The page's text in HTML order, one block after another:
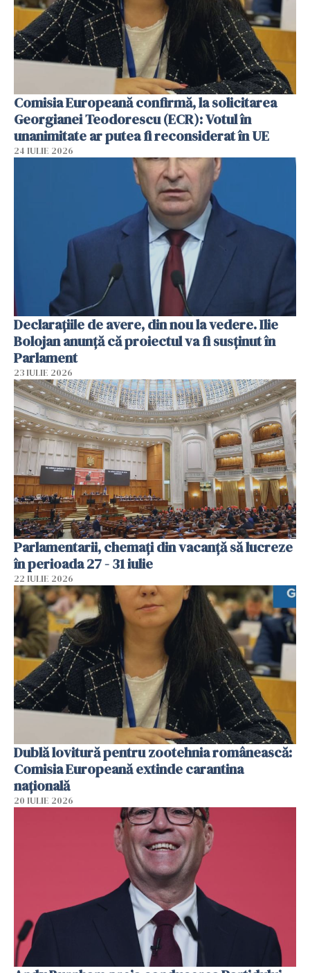
Comisia Europeană confirmă, la solicitarea
Georgianei Teodorescu (ECR): Votul în
unanimitate ar putea fi reconsiderat în UE
24 IULIE 2026
Declarațiile de avere, din nou la vedere. Ilie
Bolojan anunță că proiectul va fi susținut în
Parlament
23 IULIE 2026
Parlamentarii, chemați din vacanță să lucreze
în perioada 27 - 31 iulie
22 IULIE 2026
Dublă lovitură pentru zootehnia românească:
Comisia Europeană extinde carantina
națională
20 IULIE 2026